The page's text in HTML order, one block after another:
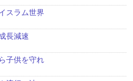
スラム世界
長減速
子供を守れ